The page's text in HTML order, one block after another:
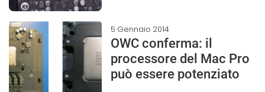
5 Gennaio 2014
OWC conferma: il
processore del Mac Pro
può essere potenziato